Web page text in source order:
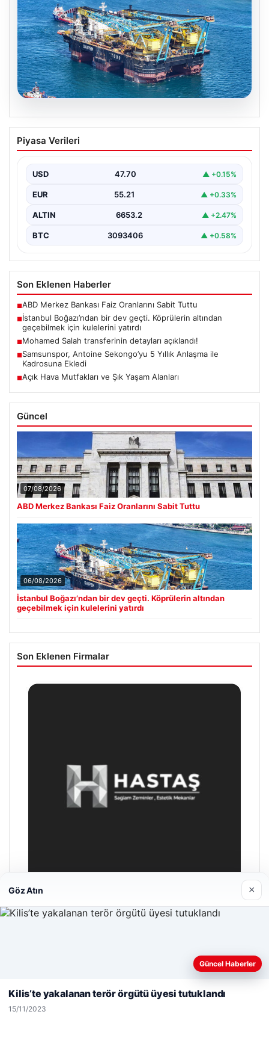
06.08.2026
İstanbul Boğazı’ndan bir dev geçti.
Köprülerin altından geçebilmek için
Piyasa Verileri
USD 47.70 ▲ +0.15%
EUR 55.21 ▲ +0.33%
ALTIN 6653.2 ▲ +2.47%
BTC 3093406 ▲ +0.58%
Son Eklenen Haberler
■ABD Merkez Bankası Faiz Oranlarını Sabit Tuttu
■İstanbul Boğazı’ndan bir dev geçti. Köprülerin altından
geçebilmek için kulelerini yatırdı
■Mohamed Salah transferinin detayları açıklandı!
■Samsunspor, Antoine Sekongo’yu 5 Yıllık Anlaşma ile
Kadrosuna Ekledi
■Açık Hava Mutfakları ve Şık Yaşam Alanları
Güncel
07/08/2026
ABD Merkez Bankası Faiz Oranlarını Sabit Tuttu
06/08/2026
İstanbul Boğazı’ndan bir dev geçti. Köprülerin altından
geçebilmek için kulelerini yatırdı
Son Eklenen Firmalar
Prenses Night Club
Web sitemizi nasıl kullandığınızı daha iyi anlayabilmek,
deneyiminizi kişiselleştirmek ve geliştirmek amacıyla çerezler
Reddet
Göz Atın ×
Güncel Haberler
Kilis’te yakalanan terör örgütü üyesi tutuklandı
15/11/2023